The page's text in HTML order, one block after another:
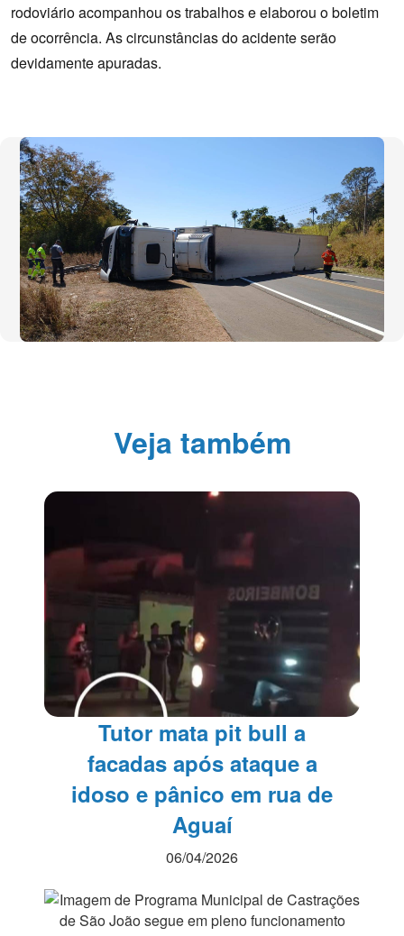
rodoviário acompanhou os trabalhos e elaborou o boletim
de ocorrência. As circunstâncias do acidente serão
devidamente apuradas.
Veja também
Tutor mata pit bull a
facadas após ataque a
idoso e pânico em rua de
Aguaí
06/04/2026